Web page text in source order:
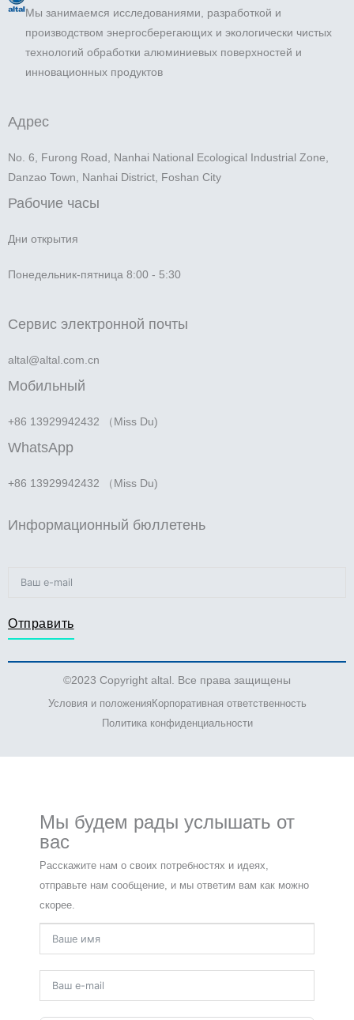
Мы занимаемся исследованиями, разработкой и
производством энергосберегающих и экологически чистых
технологий обработки алюминиевых поверхностей и
инновационных продуктов
Адрес
No. 6, Furong Road, Nanhai National Ecological Industrial Zone,
Danzao Town, Nanhai District, Foshan City
Рабочие часы
Дни открытия
Понедельник-пятница 8:00 - 5:30
Сервис электронной почты
altal@altal.com.cn
Мобильный
+86 13929942432 （Miss Du)
WhatsApp
+86 13929942432 （Miss Du)
Информационный бюллетень
Отправить
©2023 Copyright altal. Все права защищены
Условия и положения Корпоративная ответственность
Политика конфиденциальности
Мы будем рады услышать от
вас
Расскажите нам о своих потребностях и идеях,
отправьте нам сообщение, и мы ответим вам как можно
скорее.